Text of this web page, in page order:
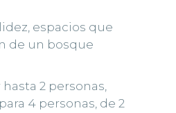
espacios que
de un bosque
2 personas,
4 personas, de 2